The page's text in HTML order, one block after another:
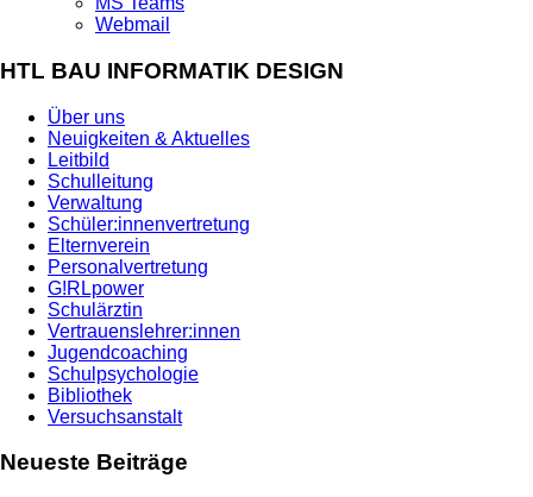
Webmail
HTL BAU INFORMATIK DESIGN
Über uns
Neuigkeiten & Aktuelles
Leitbild
Schulleitung
Verwaltung
Schüler:innenvertretung
Elternverein
Personalvertretung
G!RLpower
Schulärztin
Vertrauenslehrer:innen
Jugendcoaching
Schulpsychologie
Bibliothek
Versuchsanstalt
Neueste Beiträge